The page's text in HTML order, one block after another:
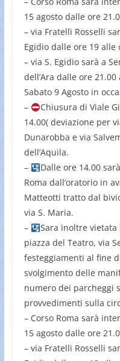
15 agosto dalle ore
– ⁠via Fratelli Rosselli
Egidio dalle ore 19 alle
– ⁠via S. Egidio sarà a
dell’Ara dalle ore 21.00
Sabato 9 Agosto in
–
Chiusura di Viale
14.00( deviazione per
Dunarobba e via
dell’Aquila.
–
Dalle ore 14.00
Roma dall’oratorio in
Matteotti tratto dal
via S. Maria.
– ⁠
Sara inoltre vietata
piazza del Teatro, via
festeggiamenti al fine
svolgimento delle
numero dei parcheggi
provvedimenti sulla
– Corso Roma sarà
15 agosto dalle ore
– ⁠via Fratelli Rosselli